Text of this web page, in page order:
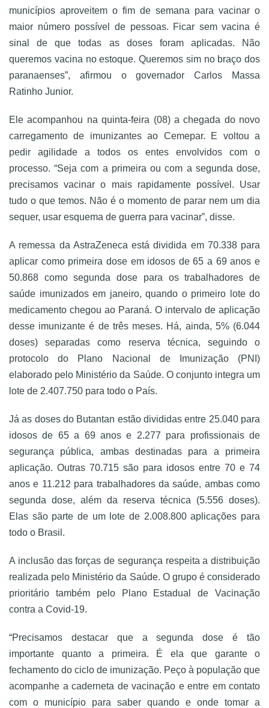
municípios aproveitem o fim de semana para vacinar o
maior número possível de pessoas. Ficar sem vacina é
sinal de que todas as doses foram aplicadas. Não
queremos vacina no estoque. Queremos sim no braço dos
paranaenses”, afirmou o governador Carlos Massa
Ratinho Junior.
Ele acompanhou na quinta-feira (08) a chegada do novo
carregamento de imunizantes ao Cemepar. E voltou a
pedir agilidade a todos os entes envolvidos com o
processo. “Seja com a primeira ou com a segunda dose,
precisamos vacinar o mais rapidamente possível. Usar
tudo o que temos. Não é o momento de parar nem um dia
sequer, usar esquema de guerra para vacinar”, disse.
A remessa da AstraZeneca está dividida em 70.338 para
aplicar como primeira dose em idosos de 65 a 69 anos e
50.868 como segunda dose para os trabalhadores de
saúde imunizados em janeiro, quando o primeiro lote do
medicamento chegou ao Paraná. O intervalo de aplicação
desse imunizante é de três meses. Há, ainda, 5% (6.044
doses) separadas como reserva técnica, seguindo o
protocolo do Plano Nacional de Imunização (PNI)
elaborado pelo Ministério da Saúde. O conjunto integra um
lote de 2.407.750 para todo o País.
Já as doses do Butantan estão divididas entre 25.040 para
idosos de 65 a 69 anos e 2.277 para profissionais de
segurança pública, ambas destinadas para a primeira
aplicação. Outras 70.715 são para idosos entre 70 e 74
anos e 11.212 para trabalhadores da saúde, ambas como
segunda dose, além da reserva técnica (5.556 doses).
Elas são parte de um lote de 2.008.800 aplicações para
todo o Brasil.
A inclusão das forças de segurança respeita a distribuição
realizada pelo Ministério da Saúde. O grupo é considerado
prioritário também pelo Plano Estadual de Vacinação
contra a Covid-19.
“Precisamos destacar que a segunda dose é tão
importante quanto a primeira. É ela que garante o
fechamento do ciclo de imunização. Peço à população que
acompanhe a caderneta de vacinação e entre em contato
com o município para saber quando e onde tomar a